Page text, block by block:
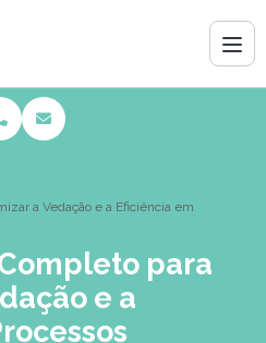
a Vedação e a Eficiência em
para
e a